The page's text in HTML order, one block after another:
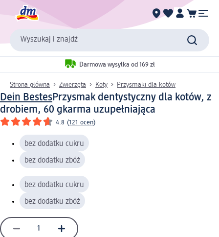
Wyszukaj i znajdź
Darmowa wysyłka od 169 zł
Strona główna Zwierzęta Koty Przysmaki dla kotów
Dein BestesPrzysmak dentystyczny dla kotów, z
drobiem, 60 gkarma uzupełniająca
4.8 (121 ocen)
bez dodatku cukru
bez dodatku zbóż
bez dodatku cukru
bez dodatku zbóż